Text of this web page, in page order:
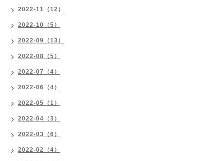
2022-11（12）
2022-10（5）
2022-09（13）
2022-08（5）
2022-07（4）
2022-06（4）
2022-05（1）
2022-04（3）
2022-03（6）
2022-02（4）